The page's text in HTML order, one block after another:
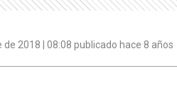
2018 | 08:08 publicado hace 8 años